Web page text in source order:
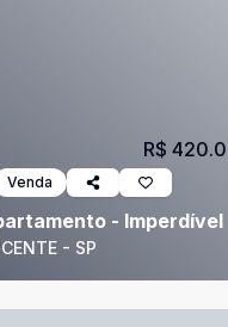
Venda
- Imperdível
- SP
R$